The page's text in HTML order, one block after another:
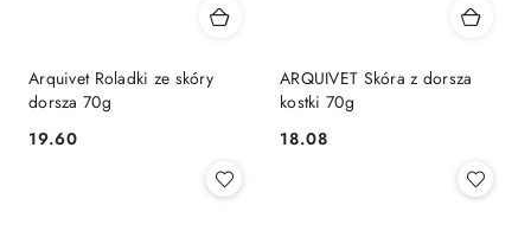
Arquivet Roladki ze skóry
dorsza 70g
Cena:
19.60
ARQUIVET Skóra z dorsza
kostki 70g
Cena:
18.08